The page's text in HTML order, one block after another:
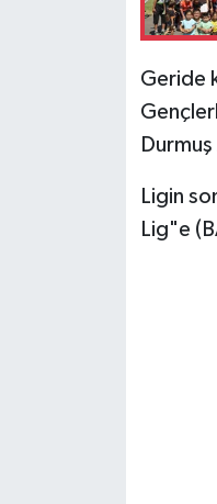
Geride
Ligin
Lig"e